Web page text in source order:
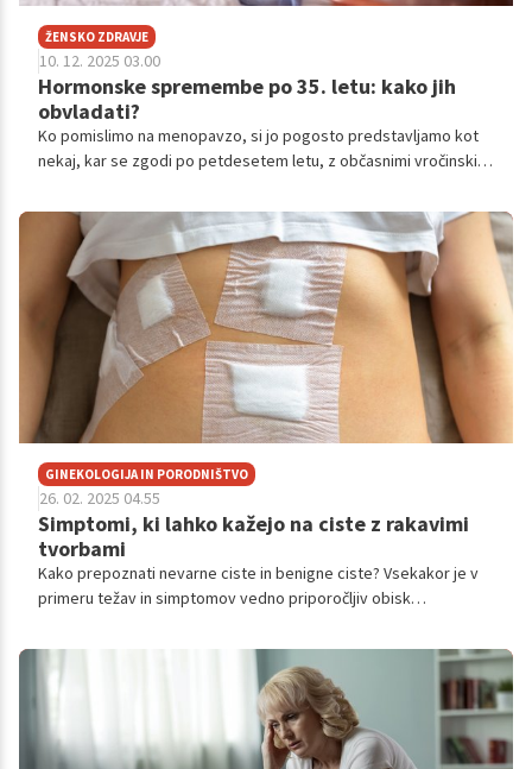
ŽENSKO ZDRAVJE
10. 12. 2025 03.00
Hormonske spremembe po 35. letu: kako jih
obvladati?
Ko pomislimo na menopavzo, si jo pogosto predstavljamo kot
nekaj, kar se zgodi po petdesetem letu, z občasnimi vročinskimi
resnica je, da se hormonske spremembe začnejo veliko prej. Že
med 35. in 45. letom se lahko telo povsem potiho pripravlja na
menopavzo.
GINEKOLOGIJA IN PORODNIŠTVO
26. 02. 2025 04.55
Simptomi, ki lahko kažejo na ciste z rakavimi
tvorbami
Kako prepoznati nevarne ciste in benigne ciste? Vsekakor je v
primeru težav in simptomov vedno priporočljiv obisk